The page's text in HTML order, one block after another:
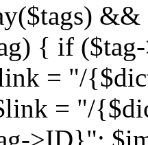
&&
{ if
= "/
= "/